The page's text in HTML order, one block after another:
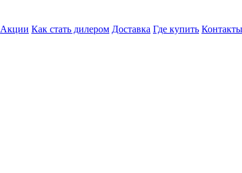
Акции Как стать дилером Доставка Где купить Контакты